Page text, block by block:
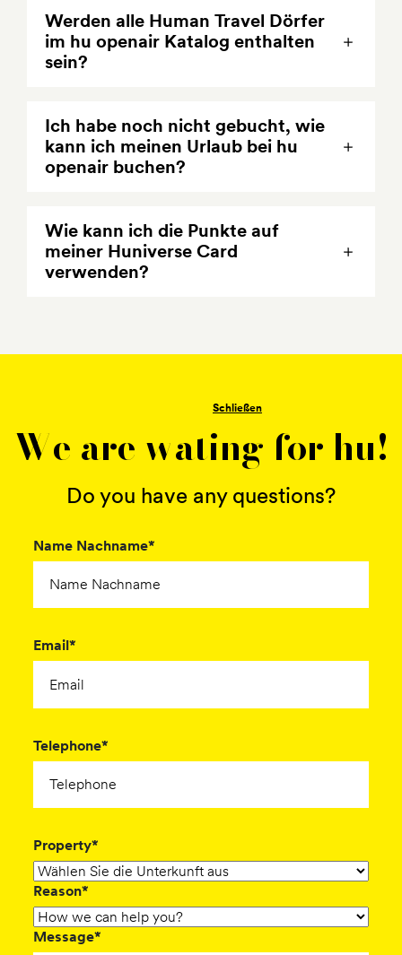
Werden alle Human Travel Dörfer
im hu openair Katalog enthalten
sein?
Ich habe noch nicht gebucht, wie
kann ich meinen Urlaub bei hu
openair buchen?
Wie kann ich die Punkte auf
meiner Huniverse Card
verwenden?
We are wating for hu!
Do you have any questions?
Schließen
Name Nachname*
Email*
Telephone*
Property*
Reason*
Message*